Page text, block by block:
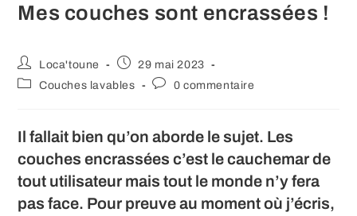
Mes couches sont encrassées !
Auteur/autrice
de
Loca'toune
Publication
publiée :
29 mai 2023
PostCouches lavables
Commentaires
publication :
0 commentaire
Il fallait bien qu’on aborde le sujet. Les
couches encrassées c’est le cauchemar de
tout utilisateur mais tout le monde n’y fera
pas face. Pour preuve au moment où j’écris,